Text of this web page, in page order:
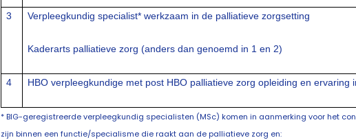
3 Verpleegkundig specialist* werkzaam in de palliatieve zorgsetting
Kaderarts palliatieve zorg (anders dan genoemd in 1 en 2)
4 HBO verpleegkundige met post HBO palliatieve zorg opleiding en ervaring
* BIG-geregistreerde verpleegkundig specialisten (MSc) komen in aanmerking voor het
zijn binnen een functie/specialisme die raakt aan de palliatieve zorg en: